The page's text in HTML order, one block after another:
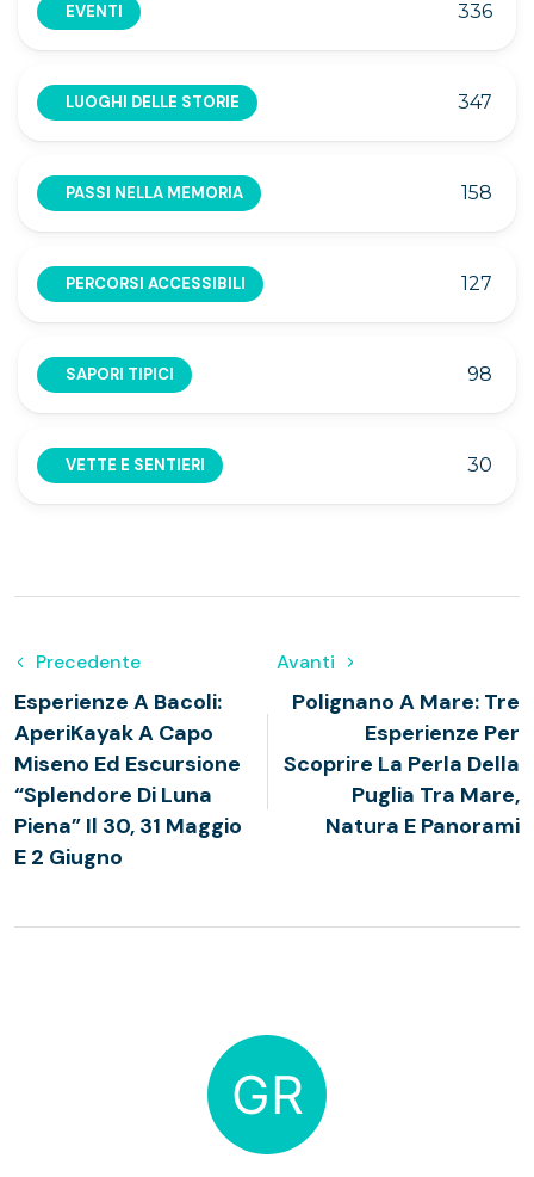
EVENTI 336
LUOGHI DELLE STORIE 347
PASSI NELLA MEMORIA 158
PERCORSI ACCESSIBILI 127
SAPORI TIPICI 98
VETTE E SENTIERI 30
Precedente
Esperienze A Bacoli:
AperiKayak A Capo
Miseno Ed Escursione
“Splendore Di Luna
Piena” Il 30, 31 Maggio
E 2 Giugno
Avanti
Polignano A Mare: Tre
Esperienze Per
Scoprire La Perla Della
Puglia Tra Mare,
Natura E Panorami